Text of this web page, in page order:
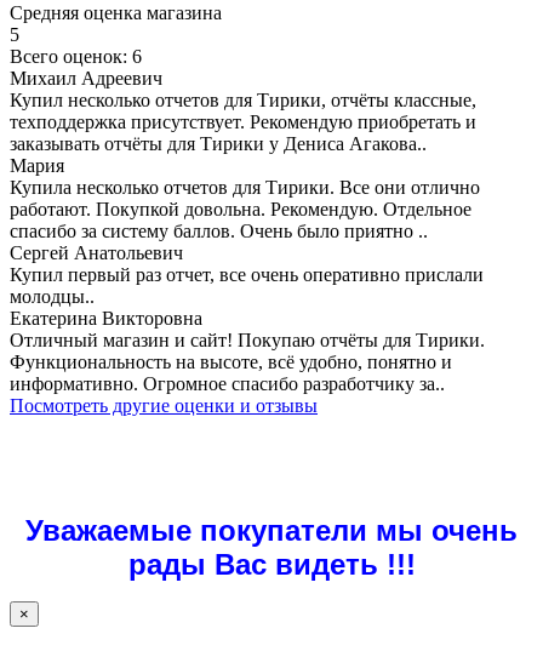
Средняя оценка магазина
5
Всего оценок: 6
Михаил Адреевич
Купил несколько отчетов для Тирики, отчёты классные,
техподдержка присутствует. Рекомендую приобретать и
заказывать отчёты для Тирики у Дениса Агакова..
Мария
Купила несколько отчетов для Тирики. Все они отлично
работают. Покупкой довольна. Рекомендую. Отдельное
спасибо за систему баллов. Очень было приятно ..
Сергей Анатольевич
Купил первый раз отчет, все очень оперативно прислали
молодцы..
Екатерина Викторовна
Отличный магазин и сайт! Покупаю отчёты для Тирики.
Функциональность на высоте, всё удобно, понятно и
информативно. Огромное спасибо разработчику за..
Посмотреть другие оценки и отзывы
Уважаемые покупатели мы очень
рады Вас видеть !!!
×